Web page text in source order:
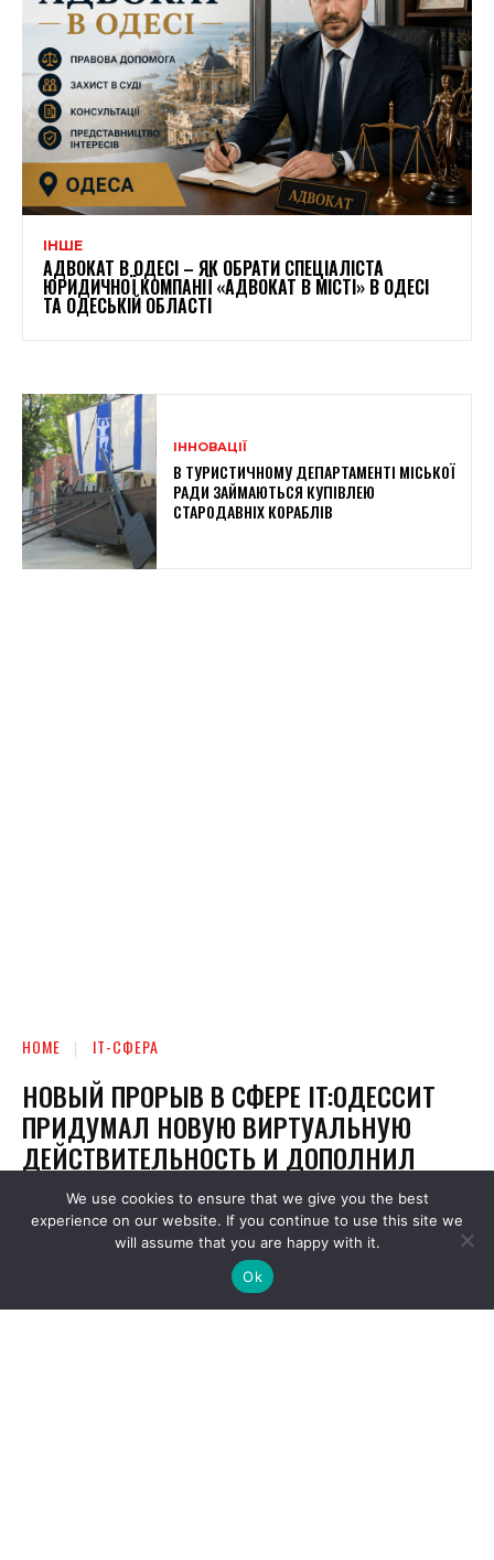
ІНШЕ
АДВОКАТ В ОДЕСІ – ЯК ОБРАТИ СПЕЦІАЛІСТА
ЮРИДИЧНОЇ КОМПАНІЇ «АДВОКАТ В МІСТІ» В ОДЕСІ
ТА ОДЕСЬКІЙ ОБЛАСТІ
ІННОВАЦІЇ
В ТУРИСТИЧНОМУ ДЕПАРТАМЕНТІ МІСЬКОЇ
РАДИ ЗАЙМАЮТЬСЯ КУПІВЛЕЮ
СТАРОДАВНІХ КОРАБЛІВ
We use cookies to ensure that we give you the best
experience on our website. If you continue to use this site we
will assume that you are happy with it.
Ok